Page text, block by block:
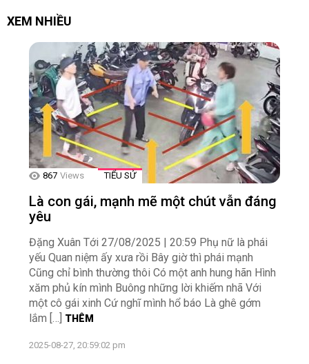
XEM NHIỀU
867 Views TIỂU SỬ
Là con gái, mạnh mẽ một chút vẫn đáng
yêu
Đặng Xuân Tới 27/08/2025 | 20:59 Phụ nữ là phái
yếu Quan niệm ấy xưa rồi Bây giờ thì phái mạnh
Cũng chỉ bình thường thôi Có một anh hung hãn Hình
xăm phủ kín mình Buông những lời khiếm nhã Với
một cô gái xinh Cứ nghĩ mình hổ báo Là ghê gớm
lắm […] THÊM
2025-08-27, 20:59:02 pm